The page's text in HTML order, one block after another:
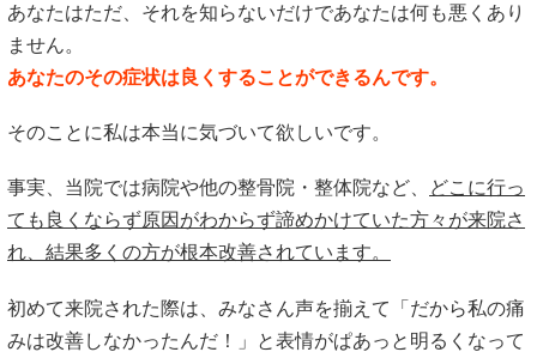
あなたはただ、それを知らないだけであなたは何も悪くあり
ません。
あなたのその症状は良くすることができるんです。
そのことに私は本当に気づいて欲しいです。
事実、当院では病院や他の整骨院・整体院など、
どこに行っ
ても良くならず原因がわからず諦めかけていた方々が来院さ
れ、結果多くの方が根本改善されています。
初めて来院された際は、みなさん声を揃えて「だから私の痛
みは改善しなかったんだ！」と表情がぱあっと明るくなって